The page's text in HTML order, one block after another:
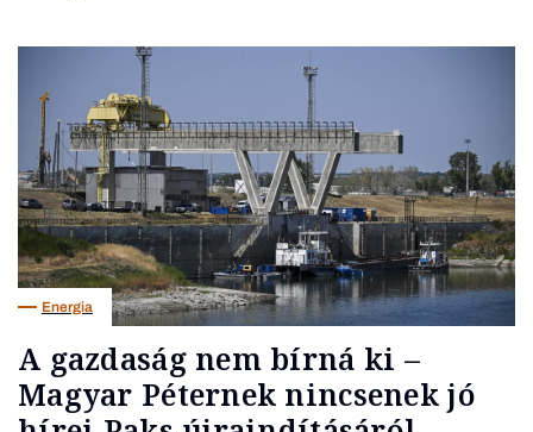
Energia
A gazdaság nem bírná ki –
Magyar Péternek nincsenek jó